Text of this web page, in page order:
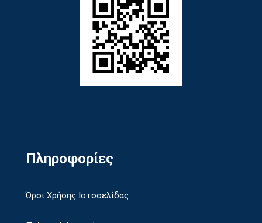
Πληροφορίες
Όροι Χρήσης Ιστοσελίδας